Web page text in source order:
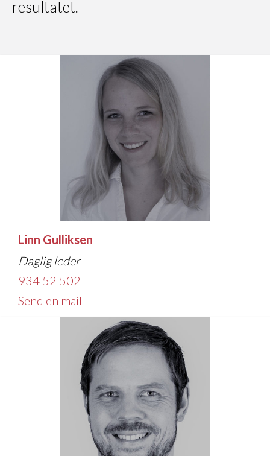
resultatet.
Linn Gulliksen
Daglig leder
934 52 502
Send en mail